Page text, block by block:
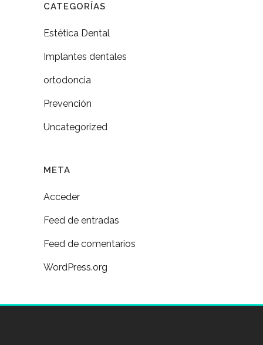
CATEGORÍAS
Estética Dental
Implantes dentales
ortodoncia
Prevención
Uncategorized
META
Acceder
Feed de entradas
Feed de comentarios
WordPress.org